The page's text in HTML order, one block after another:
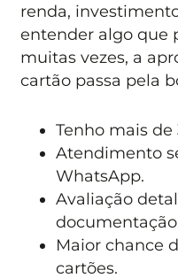
renda,
entender algo que
muitas vezes, a
cartão passa pela
Tenho mais
Atendimento
WhatsApp.
Avaliação
Maior chance
cartões.